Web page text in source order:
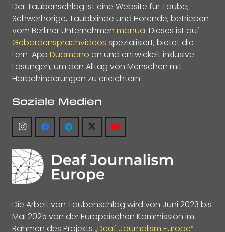
Der Taubenschlag ist eine Website für Taube,
Schwerhörige, Taubblinde und Hörende, betrieben
vom Berliner Unternehmen manua. Dieses ist auf
Gebärdensprachvideos spezialisiert, bietet die
Lern-App Duomano an und entwickelt inklusive
Lösungen, um den Alltag von Menschen mit
Hörbehinderungen zu erleichtern.
Soziale Medien
Die Arbeit von Taubenschlag wird von Juni 2023 bis
Mai 2025 von der Europäischen Kommission im
Rahmen des Projekts „Deaf Journalism Europe“